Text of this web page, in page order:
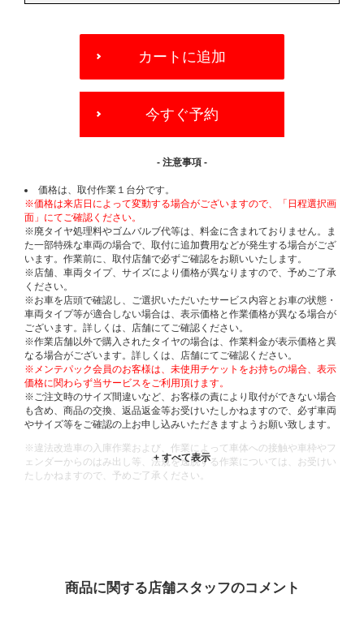
OPTIONS
カートに追加
今すぐ予約
- 注意事項 -
価格は、取付作業１台分です。
※価格は来店日によって変動する場合がございますので、「日程選択画
面」にてご確認ください。
※廃タイヤ処理料やゴムバルブ代等は、料金に含まれておりません。ま
た一部特殊な車両の場合で、取付に追加費用などが発生する場合がござ
います。作業前に、取付店舗で必ずご確認をお願いいたします。
※店舗、車両タイプ、サイズにより価格が異なりますので、予めご了承
ください。
※お車を店頭で確認し、ご選択いただいたサービス内容とお車の状態・
車両タイプ等が適合しない場合は、表示価格と作業価格が異なる場合が
ございます。詳しくは、店舗にてご確認ください。
※作業店舗以外で購入されたタイヤの場合は、作業料金が表示価格と異
なる場合がございます。詳しくは、店舗にてご確認ください。
※メンテパック会員のお客様は、未使用チケットをお持ちの場合、表示
価格に関わらず当サービスをご利用頂けます。
※ご注文時のサイズ間違いなど、お客様の責により取付ができない場合
も含め、商品の交換、返品返金等お受けいたしかねますので、必ず車両
やサイズ等をご確認の上お申し込みいただきますようお願い致します。
※違法改造車の入庫作業および、作業によって車体への接触や車枠やフ
ェンダーからのはみ出し等、法規を逸脱する作業については、お受けい
たしかねますので、予めご了承ください。
商品に関する店舗スタッフのコメント